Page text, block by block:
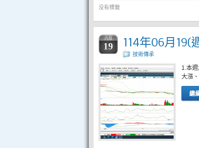
没有標籤
六月
19 114年06月19(
技術傳承
1.本
大漲
繼